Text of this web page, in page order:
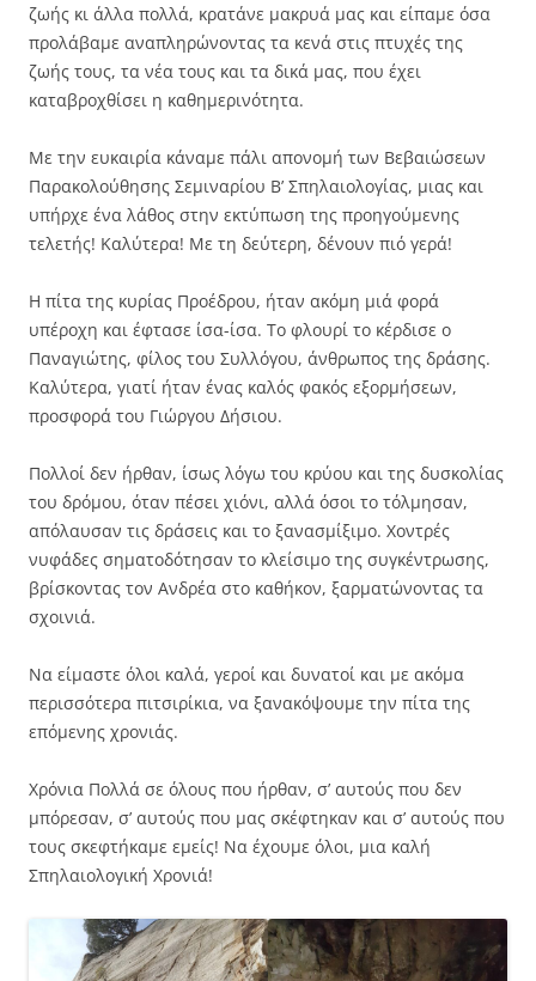
ζωής κι άλλα πολλά, κρατάνε μακρυά μας και είπαμε όσα
προλάβαμε αναπληρώνοντας τα κενά στις πτυχές της
ζωής τους, τα νέα τους και τα δικά μας, που έχει
καταβροχθίσει η καθημερινότητα.
Με την ευκαιρία κάναμε πάλι απονομή των Βεβαιώσεων
Παρακολούθησης Σεμιναρίου Β’ Σπηλαιολογίας, μιας και
υπήρχε ένα λάθος στην εκτύπωση της προηγούμενης
τελετής! Καλύτερα! Με τη δεύτερη, δένουν πιό γερά!
Η πίτα της κυρίας Προέδρου, ήταν ακόμη μιά φορά
υπέροχη και έφτασε ίσα-ίσα. Το φλουρί το κέρδισε ο
Παναγιώτης, φίλος του Συλλόγου, άνθρωπος της δράσης.
Καλύτερα, γιατί ήταν ένας καλός φακός εξορμήσεων,
προσφορά του Γιώργου Δήσιου.
Πολλοί δεν ήρθαν, ίσως λόγω του κρύου και της δυσκολίας
του δρόμου, όταν πέσει χιόνι, αλλά όσοι το τόλμησαν,
απόλαυσαν τις δράσεις και το ξανασμίξιμο. Χοντρές
νυφάδες σηματοδότησαν το κλείσιμο της συγκέντρωσης,
βρίσκοντας τον Ανδρέα στο καθήκον, ξαρματώνοντας τα
σχοινιά.
Να είμαστε όλοι καλά, γεροί και δυνατοί και με ακόμα
περισσότερα πιτσιρίκια, να ξανακόψουμε την πίτα της
επόμενης χρονιάς.
Χρόνια Πολλά σε όλους που ήρθαν, σ’ αυτούς που δεν
μπόρεσαν, σ’ αυτούς που μας σκέφτηκαν και σ’ αυτούς που
τους σκεφτήκαμε εμείς! Να έχουμε όλοι, μια καλή
Σπηλαιολογική Χρονιά!